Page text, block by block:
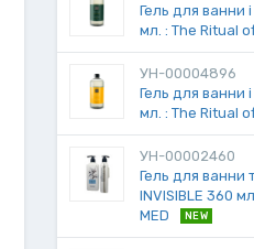
Гель для ванни
мл. : The Ritual
УН-00004896
Гель для ванни
мл. : The Ritual
УН-00002460
Гель для ванни
INVISIBLE 360
MED
NEW